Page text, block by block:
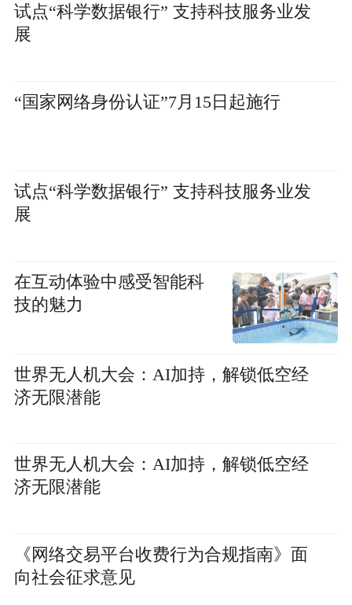
试点“科学数据银行” 支持科技服务业发
展
“国家网络身份认证”7月15日起施行
试点“科学数据银行” 支持科技服务业发
展
在互动体验中感受智能科
技的魅力
世界无人机大会：AI加持，解锁低空经
济无限潜能
世界无人机大会：AI加持，解锁低空经
济无限潜能
《网络交易平台收费行为合规指南》面
向社会征求意见